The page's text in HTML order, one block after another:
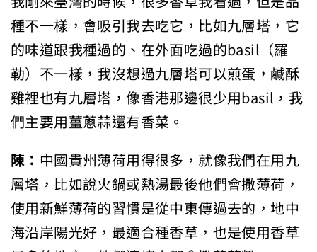
種不一樣，會吸引我去吃它，比如九層塔，它
的味道跟我種過的、在外面吃過的basil（羅
勒）不一樣，我沒想過九層塔可以煎蛋，鹹酥
雞裡也有九層塔，像香港那邊很少用basil，我
們主要用薑蔥蒜還有香菜。
陳：中國貴州薄荷用得很多，就像我們在用九
層塔，比如說火鍋或熱湯最後他們會撒薄荷，
使用新鮮薄荷的習慣是從中東傳過去的，地中
海沿岸陽光好，最適合種香草，也是使用香草